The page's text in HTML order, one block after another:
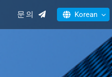
문의 Korean